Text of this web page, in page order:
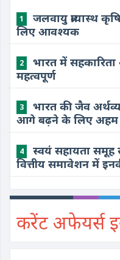
1
जलवायु प्रत्यास्थ
लिए आवश्यक
2
भारत में
महत्वपूर्ण
3
भारत की जैव
आगे बढ़ने के लिए अहम
4
स्वयं सहायता समूह
वित्तीय समावेशन में
करेंट अफेयर्स